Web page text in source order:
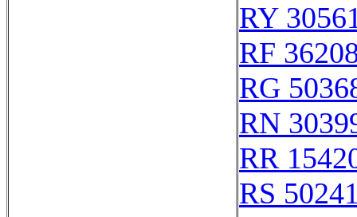
RY
RF
RG
RN
RR
RS